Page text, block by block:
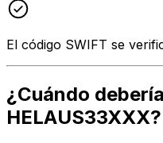
El código SWIFT se
¿Cuándo
HELAUS33XXX?